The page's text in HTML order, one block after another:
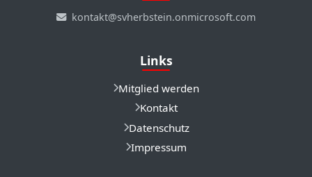
kontakt@svherbstein.onmicrosoft.com
Links
Mitglied werden
Kontakt
Datenschutz
Impressum